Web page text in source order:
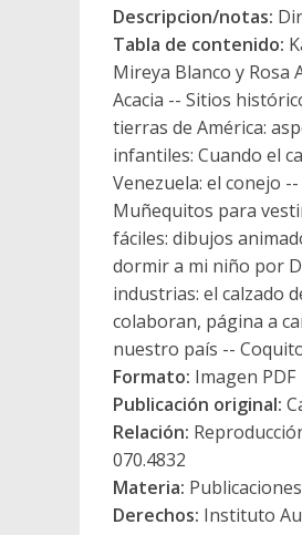
Descripcion/notas:
Tabla de contenido:
Mireya Blanco y Rosa
Acacia -- Sitios
tierras de América:
infantiles: Cuando el
Venezuela: el conejo
Muñequitos para
fáciles: dibujos
dormir a mi niño por
industrias: el calzado
colaboran, página a
nuestro país --
Formato: Imagen PDF
Publicación original:
Relación:
070.4832
Materia:
Derechos: Instituto